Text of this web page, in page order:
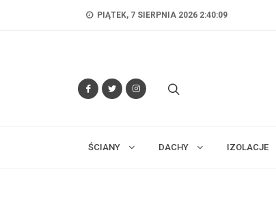
PIĄTEK, 7 SIERPNIA 2026 2:40:11
ŚCIANY DACHY IZOLACJE